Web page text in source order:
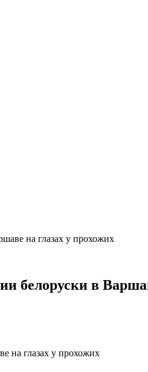
на глазах у прохожих
белоруски в